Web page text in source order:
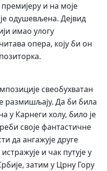
и на моје
одушевљена. Дејвид
имао улогу
опера, коју би он
свеобухватан
размишљају. Да би била
у Карнеги холу, било је
своје фантастичне
да ангажује друге
и чак путује у
затим у Црну Гору